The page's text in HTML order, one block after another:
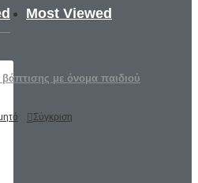
Most Viewed
με όνομα παιδιού
Σύγκριση